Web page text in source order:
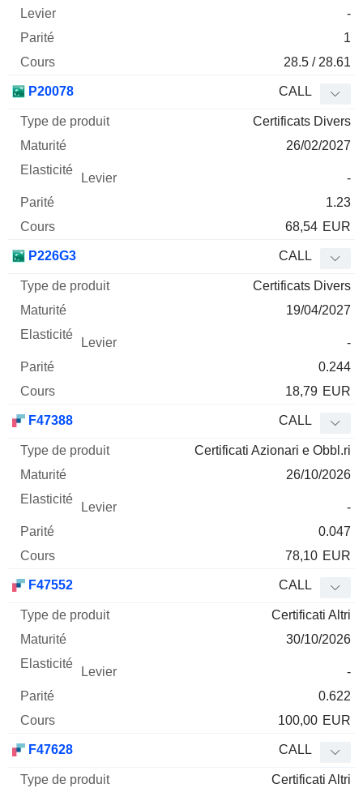
-
1
28.5 / 28.61
P20078 CALL
Certificats Divers
26/02/2027
-
1.23
68,54 EUR
P226G3 CALL
Certificats Divers
19/04/2027
-
0.244
18,79 EUR
F47388 CALL
Certificati Azionari e Obbl.ri
26/10/2026
-
0.047
78,10 EUR
F47552 CALL
Certificati Altri
30/10/2026
-
0.622
100,00 EUR
F47628 CALL
Certificati Altri